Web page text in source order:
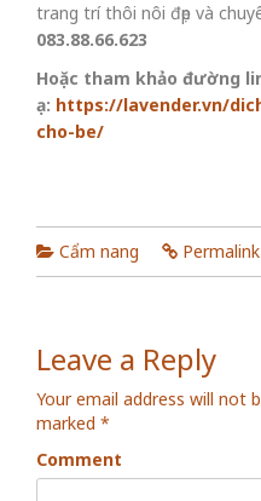
trang trí thôi nôi đẹp và
083.88.66.623
Hoặc tham khảo đường
ạ: https://lavender.vn/
cho-be/
Cẩm nang Permalink
Leave a Reply
Your email address will not
marked *
Comment